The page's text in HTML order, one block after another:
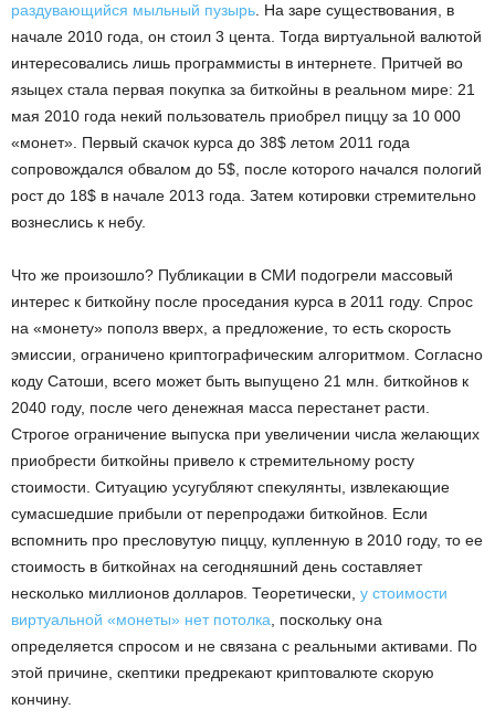
раздувающийся мыльный пузырь . На заре существования, в
начале 2010 года, он стоил 3 цента. Тогда виртуальной валютой
интересовались лишь программисты в интернете. Притчей во
языцех стала первая покупка за биткойны в реальном мире: 21
мая 2010 года некий пользователь приобрел пиццу за 10 000
«монет». Первый скачок курса до 38$ летом 2011 года
сопровождался обвалом до 5$, после которого начался пологий
рост до 18$ в начале 2013 года. Затем котировки стремительно
вознеслись к небу.
Что же произошло? Публикации в СМИ подогрели массовый
интерес к биткойну после проседания курса в 2011 году. Спрос
на «монету» пополз вверх, а предложение, то есть скорость
эмиссии, ограничено криптографическим алгоритмом. Согласно
коду Сатоши, всего может быть выпущено 21 млн. биткойнов к
2040 году, после чего денежная масса перестанет расти.
Строгое ограничение выпуска при увеличении числа желающих
приобрести биткойны привело к стремительному росту
стоимости. Ситуацию усугубляют спекулянты, извлекающие
сумасшедшие прибыли от перепродажи биткойнов. Если
вспомнить про пресловутую пиццу, купленную в 2010 году, то ее
стоимость в биткойнах на сегодняшний день составляет
несколько миллионов долларов. Теоретически, у стоимости
виртуальной «монеты» нет потолка , поскольку она
определяется спросом и не связана с реальными активами. По
этой причине, скептики предрекают криптовалюте скорую
кончину.